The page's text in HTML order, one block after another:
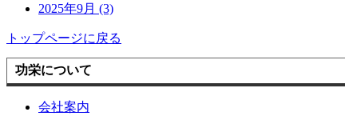
2025年9月 (3)
トップページに戻る
功栄について
会社案内